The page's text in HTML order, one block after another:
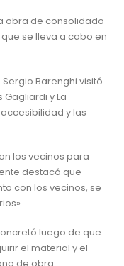
obra de consolidado
se lleva a cabo en
Barenghi visitó
y La
y las
los vecinos para
destacó que
con los vecinos, se
luego de que
el material y el